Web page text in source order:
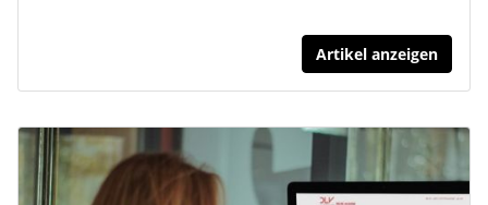
Artikel anzeigen